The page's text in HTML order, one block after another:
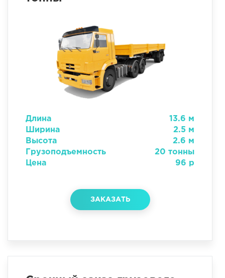
Длина
13.6 м
Ширина
2.5 м
Высота
2.6 м
Грузоподъемность
20 тонны
Цена
96 р
ЗАКАЗАТЬ